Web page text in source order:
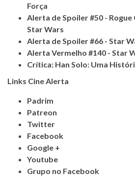
Força
Alerta de Spoiler #50 -
Star Wars
Alerta de Spoiler #66 - Star
Alerta Vermelho #140 - Star
Crítica: Han Solo: Uma
Links Cine Alerta
Padrim
Patreon
Twitter
Facebook
Google +
Youtube
Grupo no Facebook